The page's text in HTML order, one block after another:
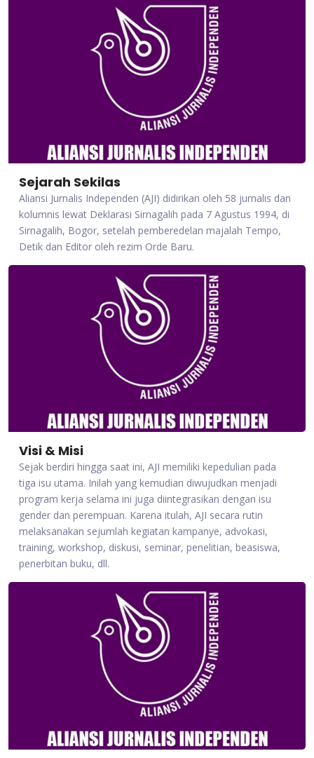
Sejarah Sekilas
Aliansi Jurnalis Independen (AJI) didirikan oleh 58 jurnalis dan
kolumnis lewat Deklarasi Sirnagalih pada 7 Agustus 1994, di
Sirnagalih, Bogor, setelah pemberedelan majalah Tempo,
Detik dan Editor oleh rezim Orde Baru.
Visi & Misi
Sejak berdiri hingga saat ini, AJI memiliki kepedulian pada
tiga isu utama. Inilah yang kemudian diwujudkan menjadi
program kerja selama ini juga diintegrasikan dengan isu
gender dan perempuan. Karena itulah, AJI secara rutin
melaksanakan sejumlah kegiatan kampanye, advokasi,
training, workshop, diskusi, seminar, penelitian, beasiswa,
penerbitan buku, dll.